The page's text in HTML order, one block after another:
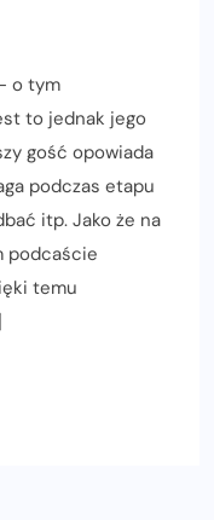
o tym
to jednak jego
gość opowiada
podczas etapu
itp. Jako że na
podcaście
temu